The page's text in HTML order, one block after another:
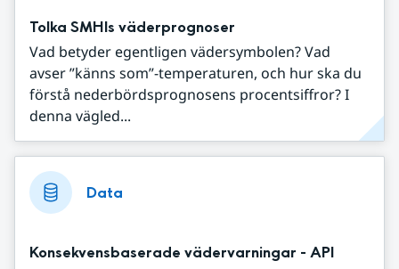
Tolka SMHIs väderprognoser
Vad betyder egentligen vädersymbolen? Vad
avser ”känns som”-temperaturen, och hur ska du
förstå nederbördsprognosens procentsiffror? I
denna vägled...
Data
Konsekvensbaserade vädervarningar - API